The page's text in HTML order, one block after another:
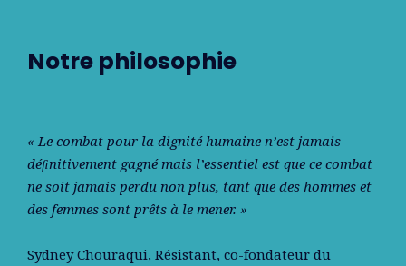
Notre philosophie
« Le combat pour la dignité humaine n’est jamais
déﬁnitivement gagné mais l’essentiel est que ce combat
ne soit jamais perdu non plus, tant que des hommes et
des femmes sont prêts à le mener. »
Sydney Chouraqui, Résistant, co-fondateur du